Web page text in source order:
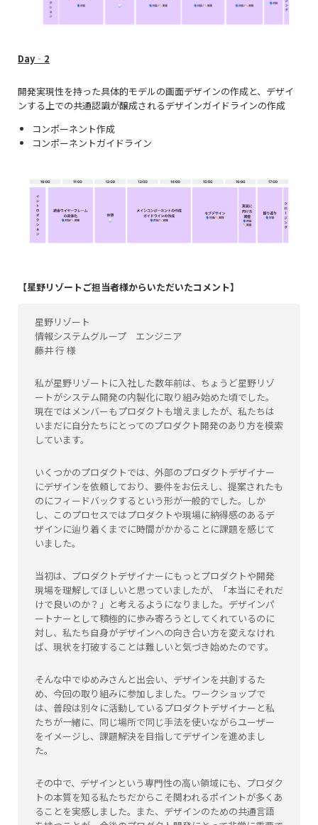
Day‐2
開発実現性を持った具体的モデルの画面デザインの作成と、デザイ
ンする上での共通認識が醸成されるデザインガイドラインの作成
コンポーネント作成
コンポーネントガイドライン
【星野リゾートご担当者様からいただいたコメント】
星野リゾート
情報システムグループ エンジニア
藤井 行 様
私が星野リゾートに入社した数年前は、ちょうど星野リゾ
ートがシステム開発の内製化に取り組み始めた頃でした。
現在ではメンバーもプロダクトも増えましたが、私たちは
いまだに自分たちにとってのプロダクト開発のあり方を模索
しています。
いくつかのプロダクトでは、外部のプロダクトデザイナー
にデザインを依頼しており、要件をお伝えし、提案されたも
のにフィードバックするという形が一般的でした。しか
し、このプロセスではプロダクトや現場に納得感のあるデ
ザインに辿り着くまでに時間がかかることに課題を感じて
いました。
当初は、プロダクトデザイナーにもっとプロダクトや開発
現場を理解してほしいと思っていましたが、「本当にそれだ
けで良いのか？」と考えるようになりました。デザインパ
ートナーとして積極的に歩み寄ろうとしてくれているのに
対し、私たち自身がデザインへの向き合い方を変えなけれ
ば、現状を打破することは難しいと気づき始めたのです。
そんな中でゆめみさんと出会い、デザインを共創するた
め、今回の取り組みに参加しました。ワークショップで
は、普段は別々に活動しているプロダクトデザイナーと私
たちが一緒に、同じ場所で同じ手法を使いながらユーザー
をイメージし、課題解決を目指してデザインを進めまし
た。
その中で、デザインという専門性の高い領域にも、プロダク
トの本質を知る私たちだからこそ関われるポイントが多くあ
ることを実感しました。また、デザインのための共通言語